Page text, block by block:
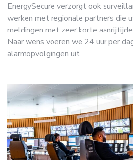
EnergySecure verzorgt ook
werken met regionale partners die
meldingen met zeer korte
Naar wens voeren we 24 uur per
alarmopvolgingen uit.